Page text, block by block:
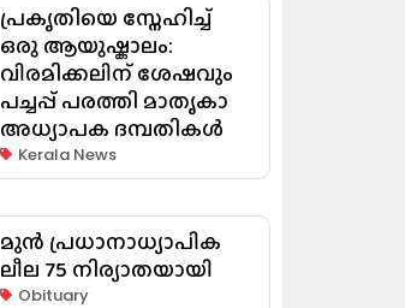
പ്രകൃതിയെ സ്നേഹിച്ച്
ഒരു ആയുഷ്കാലം:
വിരമിക്കലിന് ശേഷവും
പച്ചപ്പ് പരത്തി മാതൃകാ
അധ്യാപക ദമ്പതികൾ
Kerala News
മുൻ പ്രധാനാധ്യാപിക
ലീല 75 നിര്യാതയായി
Obituary